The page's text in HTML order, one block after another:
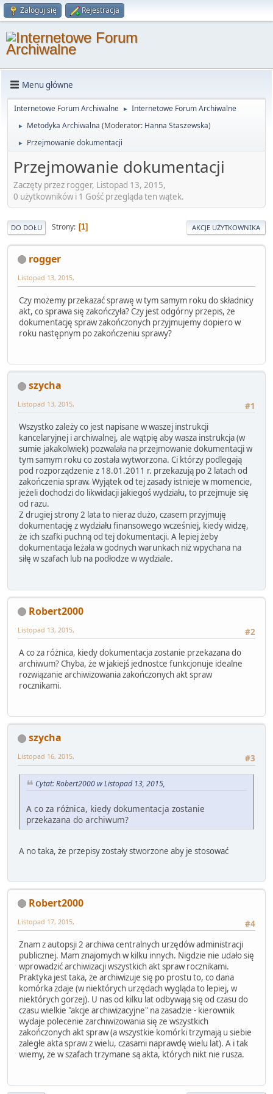
Zaloguj się Rejestracja
Menu główne
Internetowe Forum Archiwalne ► Internetowe Forum Archiwalne
► Metodyka Archiwalna (Moderator: Hanna Staszewska)
► Przejmowanie dokumentacji
Przejmowanie dokumentacji
Zaczęty przez rogger, Listopad 13, 2015,
0 użytkowników i 1 Gość przegląda ten wątek.
DO DOŁU Strony 1 AKCJE UŻYTKOWNIKA
rogger
Listopad 13, 2015,
Czy możemy przekazać sprawę w tym samym roku do składnicy
akt, co sprawa się zakończyła? Czy jest odgórny przepis, że
dokumentację spraw zakończonych przyjmujemy dopiero w
roku następnym po zakończeniu sprawy?
szycha
#1
Listopad 13, 2015,
Wszystko zależy co jest napisane w waszej instrukcji
kancelaryjnej i archiwalnej, ale wątpię aby wasza instrukcja (w
sumie jakakolwiek) pozwalała na przejmowanie dokumentacji w
tym samym roku co została wytworzona. Ci którzy podlegają
pod rozporządzenie z 18.01.2011 r. przekazują po 2 latach od
zakończenia spraw. Wyjątek od tej zasady istnieje w momencie,
jeżeli dochodzi do likwidacji jakiegoś wydziału, to przejmuje się
od razu.
Z drugiej strony 2 lata to nieraz dużo, czasem przyjmuję
dokumentację z wydziału finansowego wcześniej, kiedy widzę,
że ich szafki puchną od tej dokumentacji. A lepiej żeby
dokumentacja leżała w godnych warunkach niż wpychana na
siłę w szafach lub na podłodze w wydziale.
Robert2000
#2
Listopad 13, 2015,
A co za różnica, kiedy dokumentacja zostanie przekazana do
archiwum? Chyba, że w jakiejś jednostce funkcjonuje idealne
rozwiązanie archiwizowania zakończonych akt spraw
rocznikami.
szycha
#3
Listopad 16, 2015,
Cytat: Robert2000 w Listopad 13, 2015,
A co za różnica, kiedy dokumentacja zostanie
przekazana do archiwum?
A no taka, że przepisy zostały stworzone aby je stosować
Robert2000
#4
Listopad 17, 2015,
Znam z autopsji 2 archiwa centralnych urzędów administracji
publicznej. Mam znajomych w kilku innych. Nigdzie nie udało się
wprowadzić archiwizacji wszystkich akt spraw rocznikami.
Praktyka jest taka, że archiwizuje się po prostu to, co dana
komórka zdaje (w niektórych urzędach wygląda to lepiej, w
niektórych gorzej). U nas od kilku lat odbywają się od czasu do
czasu wielkie "akcje archiwizacyjne" na zasadzie - kierownik
wydaje polecenie zarchiwizowania się ze wszystkich
zakończonych akt spraw (a wszystkie komórki trzymają u siebie
zaległe akta spraw z wielu, czasami naprawdę wielu lat). A i tak
wiemy, że w szafach trzymane są akta, których nikt nie rusza.